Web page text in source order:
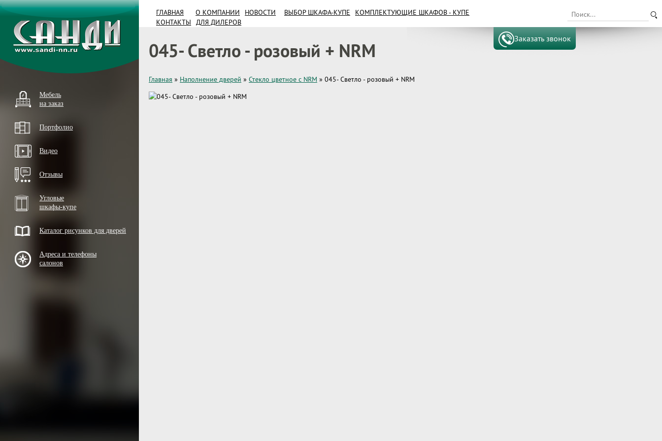
Мебель
на заказ
Портфолио
Видео
Отзывы
Угловые
шкафы-купе
Каталог рисунков для дверей
Адреса и телефоны
салонов
ГЛАВНАЯ О КОМПАНИИ НОВОСТИ ВЫБОР ШКАФА-КУПЕ
КОМПЛЕКТУЮЩИЕ ШКАФОВ - КУПЕ
КОНТАКТЫ
ДЛЯ ДИЛЕРОВ
Заказать звонок
045- Светло - розовый + NRM
Главная » Наполнение дверей » Стекло цветное с NRM » 045- Светло - розовый + NRM